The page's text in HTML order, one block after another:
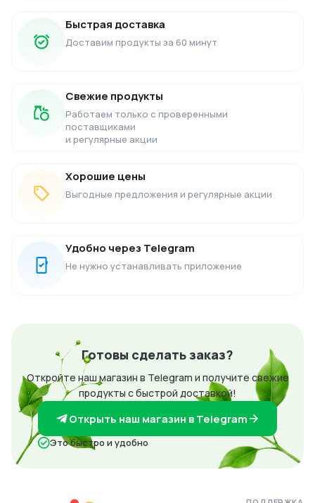
Быстрая доставка
Доставим продукты за 60 минут
Свежие продукты
Работаем только с проверенными
поставщиками
и регулярные акции
Хорошие цены
Выгодные предложения и регулярные акции
Удобно через Telegram
Не нужно устанавливать приложение
Готовы сделать заказ?
Откройте наш магазин в Telegram и получите свежие
продукты с быстрой доставкой!
Открыть наш магазин в Telegram
Это быстро и удобно